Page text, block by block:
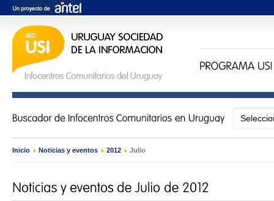
Inicio › Noticias y eventos › 2012 › Julio